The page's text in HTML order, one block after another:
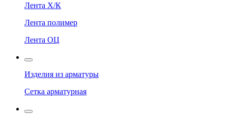
Лента Х/К
Лента полимер
Лента ОЦ
Изделия из арматуры
Сетка арматурная